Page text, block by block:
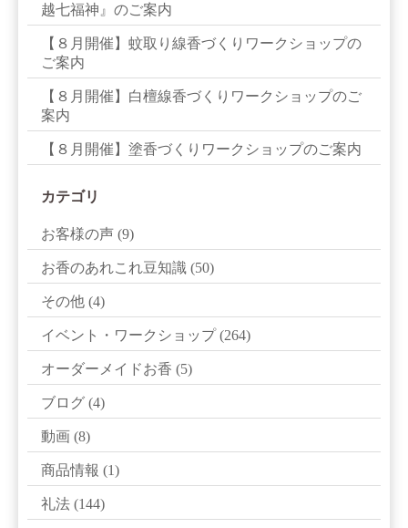
越七福神』のご案内
【８月開催】蚊取り線香づくりワークショップの
ご案内
【８月開催】白檀線香づくりワークショップのご
案内
【８月開催】塗香づくりワークショップのご案内
カテゴリ
お客様の声 (9)
お香のあれこれ豆知識 (50)
その他 (4)
イベント・ワークショップ(264)
オーダーメイドお香 (5)
ブログ (4)
動画 (8)
商品情報 (1)
礼法 (144)